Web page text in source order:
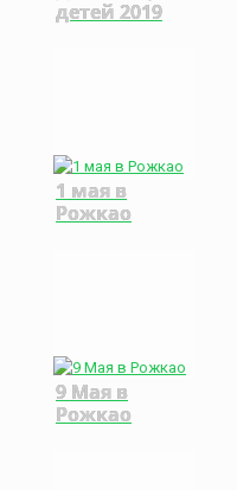
детей 2019
1 мая в
Рожкао
9 Мая в
Рожкао